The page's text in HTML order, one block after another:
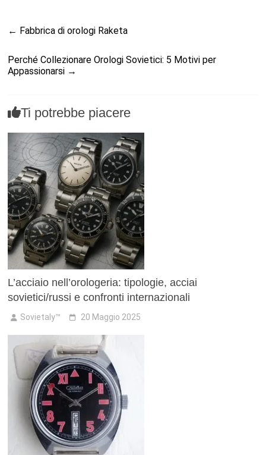
← Fabbrica di orologi Raketa
Perché Collezionare Orologi Sovietici: 5 Motivi per
Appassionarsi →
Ti potrebbe piacere
L’acciaio nell’orologeria: tipologie, acciai
sovietici/russi e confronti internazionali
Sovietaly™ 20 Maggio 2025